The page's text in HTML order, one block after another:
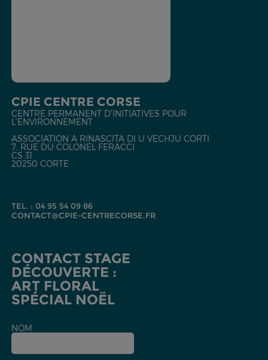
CPIE CENTRE CORSE
CENTRE PERMANENT D'INITIATIVES POUR
L'ENVIRONNEMENT
ASSOCIATION A RINASCITA DI U VECHJU CORTI
7, RUE DU COLONEL FERACCI
CS 31
20250 CORTE
TEL. : 04 95 54 09 86
CONTACT@CPIE-CENTRECORSE.FR
CONTACT STAGE
DÉCOUVERTE :
ART FLORAL
SPÉCIAL NOËL
NOM